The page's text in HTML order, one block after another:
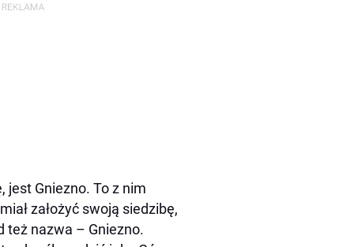
jest Gniezno. To z nim
założyć swoją siedzibę,
też nazwa – Gniezno.